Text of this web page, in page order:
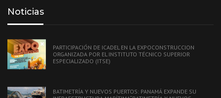
Noticias
PARTICIPACIÓN DE ICADEL EN LA EXPOCONSTRUCCION
ORGANIZADA POR EL INSTITUTO TÉCNICO SUPERIOR
ESPECIALIZADO (ITSE)
BATIMETRÍA Y NUEVOS PUERTOS: PANAMÁ EXPANDE SU